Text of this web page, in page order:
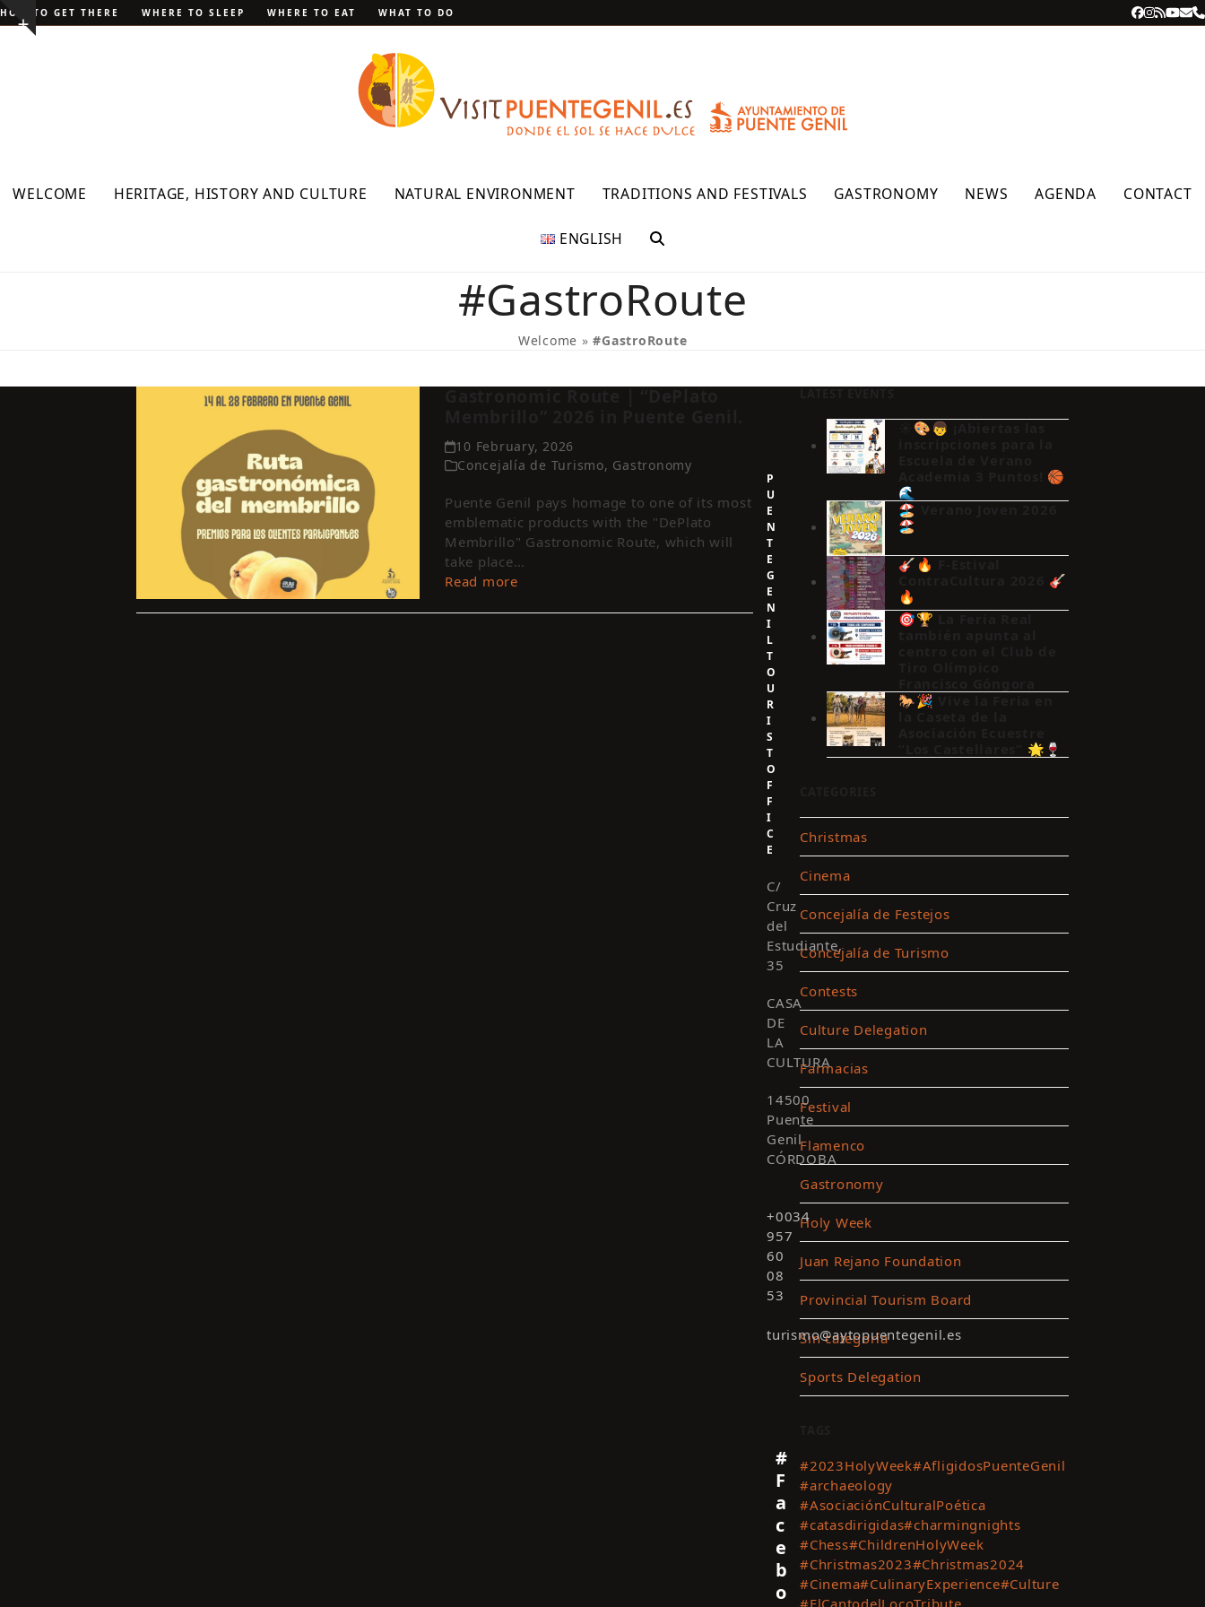
Skip
to Show
HOW TO GET THERE WHERE TO SLEEP WHERE TO EAT WHAT TO DO Facebook
RSS
WELCOME HERITAGE, HISTORY AND CULTURE NATURAL ENVIRONMENT TRADITIONS AND FESTIVALS GASTRONOMY NEWS AGENDA CONTACT
ENGLISH
#GastroRoute
Welcome »#GastroRoute
10 February, 2026
Concejalía de Turismo, Gastronomy
Puente Genil pays homage to one of its most
emblematic products with the "DePlato
Membrillo" Gastronomic Route, which will
take place…
Read more
☀️🎨👦 ¡Abiertas las
Academia 3 Puntos! 🏀
🌊
🏖️ Verano Joven 2026
🏖️
🎸🔥 F-Estival
ContraCultura 2026 🎸
🔥
🎯🏆 La Feria Real
🐎🎉 Vive la Feria en
“Los Castellares” 🌟🍷
Christmas
Cinema
Concejalía de Festejos
Concejalía de Turismo
Contests
Culture Delegation
Farmacias
Festival
Flamenco
Gastronomy
Holy Week
Juan Rejano Foundation
Provincial Tourism Board
Sin categoría
Sports Delegation
#2023HolyWeek#AfligidosPuenteGenil
#archaeology
#AsociaciónCulturalPoética
#catasdirigidas#charmingnights
#Chess#ChildrenHolyWeek
#Christmas2023#Christmas2024
#Cinema#CulinaryExperience#Culture
#ElCantodelLocoTribute
P
U
E
N
T
E
G
E
N
I
L
T
O
U
R
I
S
T
O
F
F
I
C
E
C/
Cruz
del
Estudiante,
35
CASA
DE
LA
CULTURA
14500
Puente
Genil
CÓRDOBA
+0034
957
60
08
53
turismo@aytopuentegenil.es
#
F
a
c
e
b
o